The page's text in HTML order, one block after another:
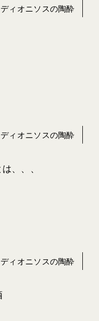
ディオニソスの陶酔
ディオニソスの陶酔
、、、
ディオニソスの陶酔